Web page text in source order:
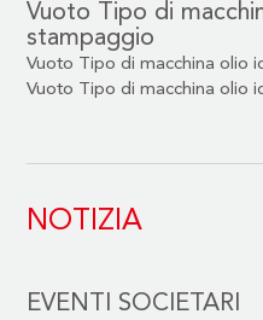
Vuoto Tipo di
stampaggio
Vuoto Tipo di macchina olio
Vuoto Tipo di macchina olio
NOTIZIA
EVENTI SOCIETARI